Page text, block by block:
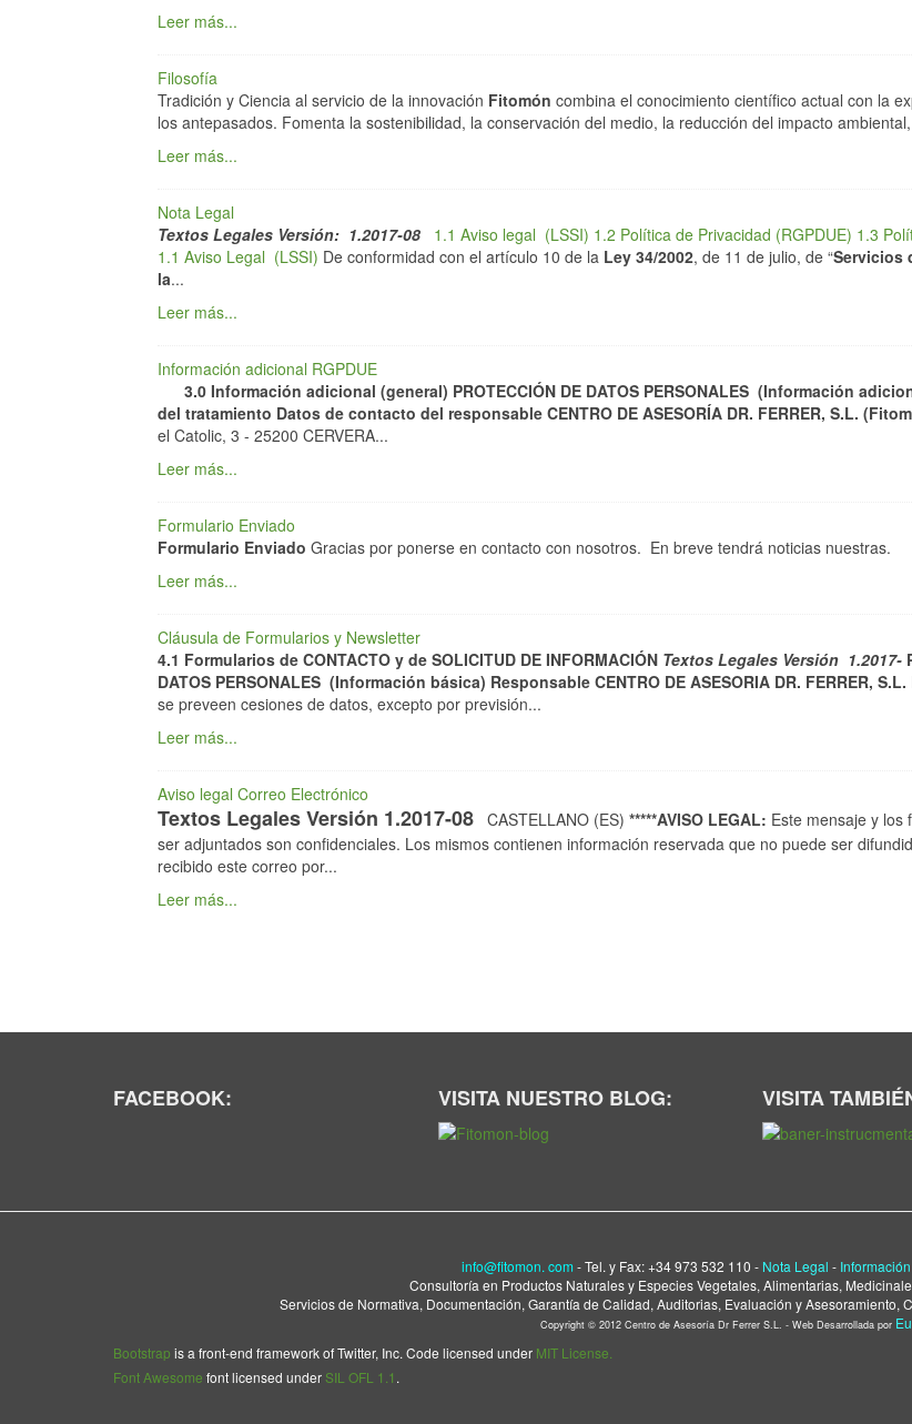
Leer más...
Filosofía
Tradición y Ciencia al servicio de la innovación Fitomón combina el conocimiento científico actual con la
los antepasados. Fomenta la sostenibilidad, la conservación del medio, la reducción del impacto
Leer más...
Nota Legal
Textos Legales Versión: 1.2017-08
1.1 Aviso legal (LSSI) 1.2 Política de Privacidad (RGPDUE) 1.3
1.1 Aviso Legal (LSSI) De conformidad con el artículo 10 de la Ley 34/2002, de 11 de julio, de “Servicios
la...
Leer más...
Información adicional RGPDUE
3.0 Información adicional (general) PROTECCIÓN DE DATOS PERSONALES (Información
del tratamiento Datos de contacto del responsable CENTRO DE ASESORÍA DR. FERRER, S.L.
el Catolic, 3 - 25200 CERVERA...
Leer más...
Formulario Enviado
Formulario Enviado Gracias por ponerse en contacto con nosotros. En breve tendrá noticias nuestras.
Leer más...
Cláusula de Formularios y Newsletter
4.1 Formularios de CONTACTO y de SOLICITUD DE INFORMACIÓN Textos Legales Versión 1.2017-
DATOS PERSONALES (Información básica) Responsable CENTRO DE ASESORIA DR. FERRER, S.L.
se preveen cesiones de datos, excepto por previsión...
Leer más...
Aviso legal Correo Electrónico
Textos Legales Versión 1.2017-08 CASTELLANO (ES) *****AVISO LEGAL: Este mensaje y los
ser adjuntados son confidenciales. Los mismos contienen información reservada que no puede ser
recibido este correo por...
Leer más...
FACEBOOK: VISITA NUESTRO BLOG: VISITA
info@fitomon. com - Tel. y Fax: +34 973 532 110 - Nota Legal -
Consultoría en Productos Naturales y Especies Vegetales, Alimentarias,
Servicios de Normativa, Documentación, Garantía de Calidad, Auditorias, Evaluación y Asesoramiento,
Copyright © 2012 Centro de Asesoría Dr Ferrer S.L. - Web Desarrollada por
Bootstrap is a front-end framework of Twitter, Inc. Code licensed under MIT License.
Font Awesome font licensed underSIL OFL 1.1 .